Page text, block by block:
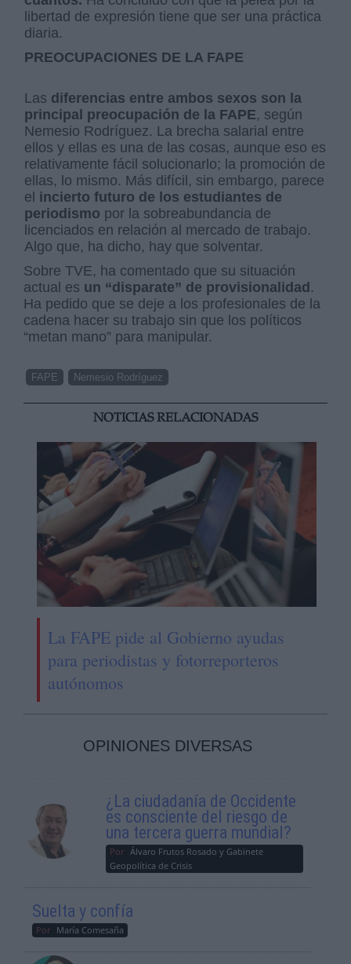
libertad de expresión tiene que ser una práctica
diaria.
PREOCUPACIONES DE LA FAPE
Las diferencias entre ambos sexos son la
principal preocupación de la FAPE, según
Nemesio Rodríguez. La brecha salarial entre
ellos y ellas es una de las cosas, aunque eso es
relativamente fácil solucionarlo; la promoción de
ellas, lo mismo. Más difícil, sin embargo, parece
el incierto futuro de los estudiantes de
periodismo por la sobreabundancia de
licenciados en relación al mercado de trabajo.
Algo que, ha dicho, hay que solventar.
Sobre TVE, ha comentado que su situación
actual es un “disparate” de provisionalidad.
Ha pedido que se deje a los profesionales de la
cadena hacer su trabajo sin que los políticos
“metan mano” para manipular.
FAPE Nemesio Rodríguez
NOTICIAS RELACIONADAS
La FAPE pide al Gobierno ayudas
para periodistas y fotorreporteros
autónomos
OPINIONES DIVERSAS
¿La ciudadanía de Occidente
es consciente del riesgo de
una tercera guerra mundial?
Por Álvaro Frutos Rosado y Gabinete
Geopolítica de Crisis
Suelta y confía
Por María Comesaña